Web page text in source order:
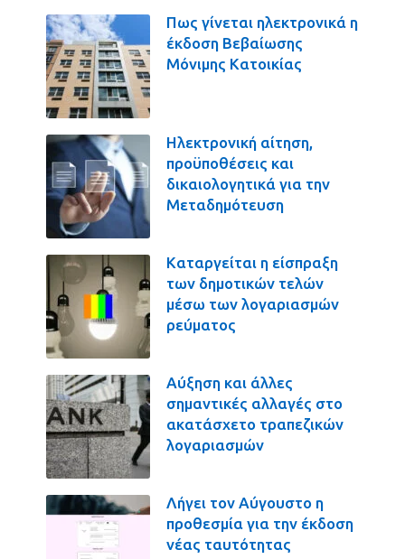
Πως γίνεται ηλεκτρονικά η
έκδοση Βεβαίωσης
Μόνιμης Κατοικίας
Ηλεκτρονική αίτηση,
προϋποθέσεις και
δικαιολογητικά για την
Μεταδημότευση
Καταργείται η είσπραξη
των δημοτικών τελών
μέσω των λογαριασμών
ρεύματος
Αύξηση και άλλες
σημαντικές αλλαγές στο
ακατάσχετο τραπεζικών
λογαριασμών
Λήγει τον Αύγουστο η
προθεσμία για την έκδοση
νέας ταυτότητας